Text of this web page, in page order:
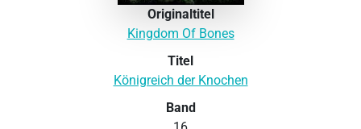
Originaltitel
Kingdom Of Bones
Titel
Königreich der Knochen
Band